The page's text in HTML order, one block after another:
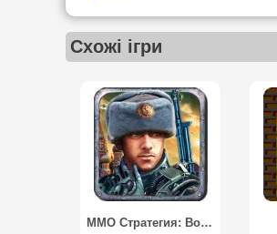
Схожі ігри
ММО Стратегия: Войны и Сражения